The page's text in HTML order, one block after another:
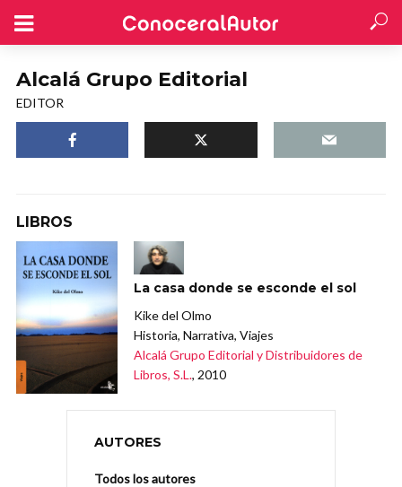
Alcalá Grupo Editorial
EDITOR
LIBROS
La casa donde se esconde el sol
Kike del Olmo
Historia, Narrativa, Viajes
Alcalá Grupo Editorial y Distribuidores de
Libros, S.L., 2010
AUTORES
Todos los autores